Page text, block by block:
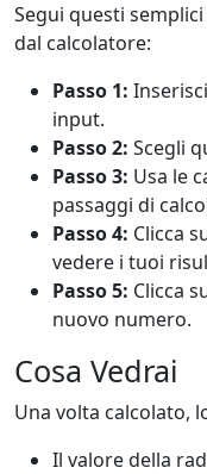
Segui questi
dal calcolatore:
Passo 1:
input.
Passo 2: Scegli
Passo 3: Usa le
passaggi di
Passo 4: Clicca
vedere i tuoi
Passo 5: Clicca
nuovo numero.
Cosa Vedrai
Una volta calcolato,
Il valore della